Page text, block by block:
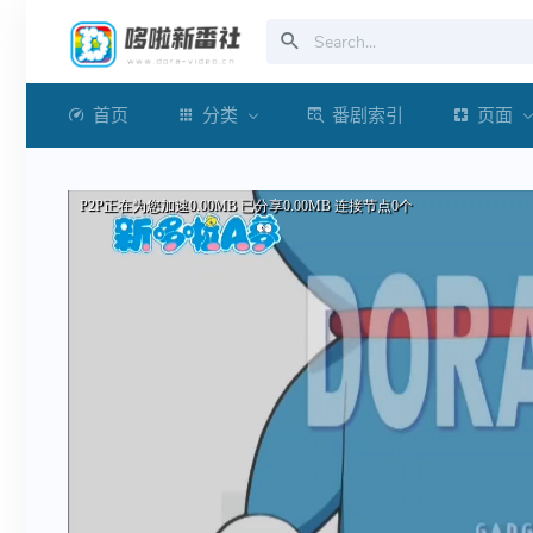
首页 分类 番剧索引 页面